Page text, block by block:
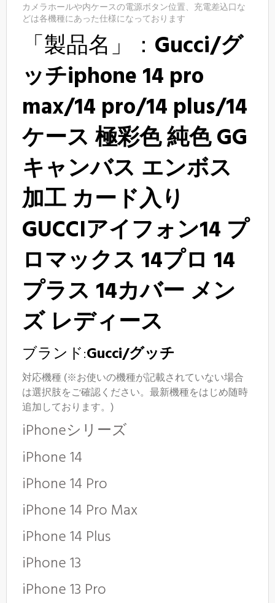
カメラホールや内ケースの電源ボタン位置、充電差込口な
どは各機種にあった仕様になっております
「製品名」： Gucci/グ
ッチiphone 14 pro
max/14 pro/14 plus/14
ケース 極彩色 純色 GG
キャンバス エンボス
加工 カード入り
GUCCIアイフォン14 プ
ロマックス 14プロ 14
プラス 14カバー メン
ズ レディース
ブランド:Gucci/グッチ
対応機種 (※お使いの機種が記載されていない場合
は選択肢をご確認ください。最新機種をはじめ随時
追加しております。)
iPhoneシリーズ
iPhone 14
iPhone 14 Pro
iPhone 14 Pro Max
iPhone 14 Plus
iPhone 13
iPhone 13 Pro